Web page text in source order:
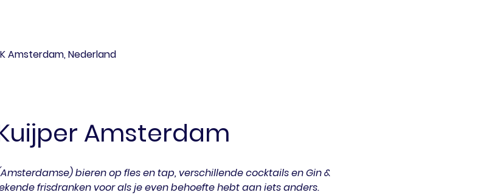
Amsterdam, Nederland
Amsterdam
bieren op fles en tap, verschillende cocktails en Gin &
frisdranken voor als je even behoefte hebt aan iets anders.